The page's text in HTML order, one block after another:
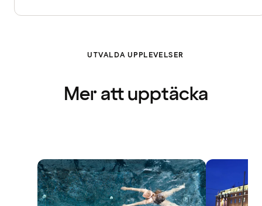
UTVALDA UPPLEVELSER
Mer att upptäcka